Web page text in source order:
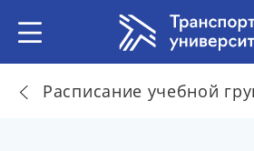
Расписание учебной